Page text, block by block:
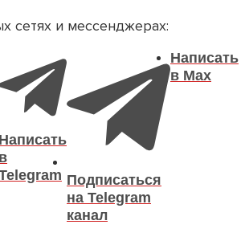
сетях и мессенджерах:
Написать
в
Подписаться
на Telegram
канал
Написать
в Max